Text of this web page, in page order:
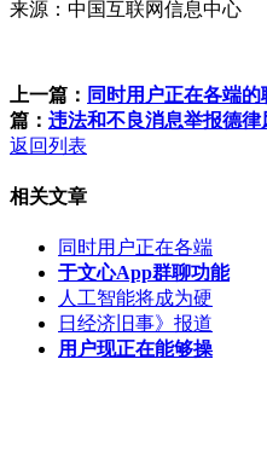
来源：中国互联网信息中心
上一篇： 同时用户正在各端
篇： 违法和不良消息举报德
返回列表
相关文章
同时用户正在各端
于文心App群聊功能
人工智能将成为硬
日经济旧事》报道
用户现正在能够操